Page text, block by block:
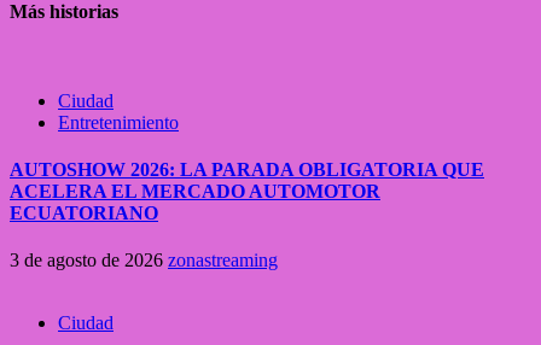
Más historias
Ciudad
Entretenimiento
AUTOSHOW 2026: LA PARADA OBLIGATORIA QUE
ACELERA EL MERCADO AUTOMOTOR
ECUATORIANO
3 de agosto de 2026 zonastreaming
Ciudad